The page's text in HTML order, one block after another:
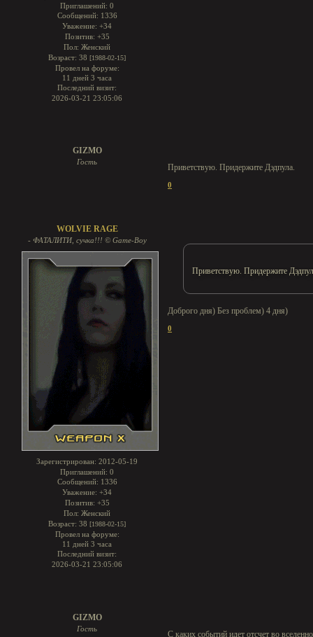
Приглашений: 0
Сообщений: 1336
Уважение: +34
Позитив: +35
Пол: Женский
Возраст: 38 [1988-02-15]
Провел на форуме:
11 дней 3 часа
Последний визит:
2026-03-21 23:05:06
GIZMO
Гость
Приветствую. Придержите Дэдпула.
0
WOLVIE RAGE
- ФАТАЛИТИ, сучка!!! © Game-Boy
Зарегистрирован: 2012-05-19
Приглашений: 0
Сообщений: 1336
Уважение: +34
Позитив: +35
Пол: Женский
Возраст: 38 [1988-02-15]
Провел на форуме:
11 дней 3 часа
Последний визит:
2026-03-21 23:05:06
Приветствую. Придержите
Доброго дня) Без проблем) 4 дня)
0
GIZMO
Гость
С каких событий идет отсчет во